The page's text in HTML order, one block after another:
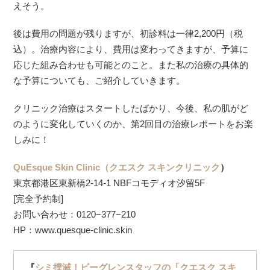
えそう。
後は費用の問題が残りますが、初診料は一律2,200円（税
込）。治療内容により、費用は変わってきますが、予算に
応じた組み合わせも可能とのこと。また私の治療の具体的
な予算についても、ご紹介していきます。
クリニック治療はスタートしたばかり、今後、私の肌がど
のように変化していくのか、第2回目の治療レポートをお楽
しみに！
QuEsque Skin Clinic（クエスク スキンクリニック ）
東京都港区東新橋2-14-1 NBFコモディオ汐留5F
[完全予約制]
お問い合わせ：0120−377−210
HP：www.quesque-clinic.skin
『シミ撲滅！ビーグレンスタッフの「クエスク スキ